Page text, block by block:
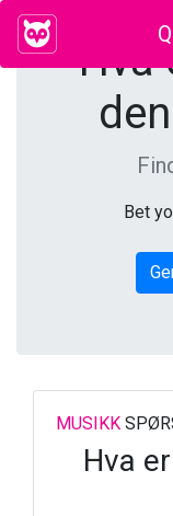
Hva
Bet
MUSIKK
Hva